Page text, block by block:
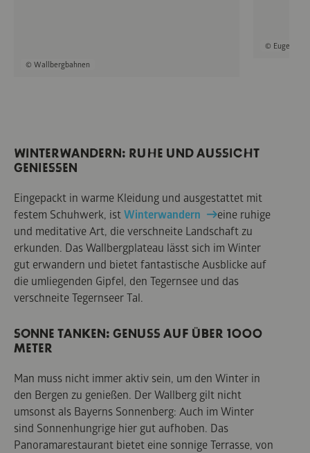
© Wallbergbahnen
© Eugen
WINTERWANDERN: RUHE UND AUSSICHT
GENIESSEN
Eingepackt in warme Kleidung und ausgestattet mit
festem Schuhwerk, istWinterwandern
eine ruhige
und meditative Art, die verschneite Landschaft zu
erkunden. Das Wallbergplateau lässt sich im Winter
gut erwandern und bietet fantastische Ausblicke auf
die umliegenden Gipfel, den Tegernsee und das
verschneite Tegernseer Tal.
SONNE TANKEN: GENUSS AUF ÜBER 1000
METER
Man muss nicht immer aktiv sein, um den Winter in
den Bergen zu genießen. Der Wallberg gilt nicht
umsonst als Bayerns Sonnenberg: Auch im Winter
sind Sonnenhungrige hier gut aufhoben. Das
Panoramarestaurant bietet eine sonnige Terrasse, von